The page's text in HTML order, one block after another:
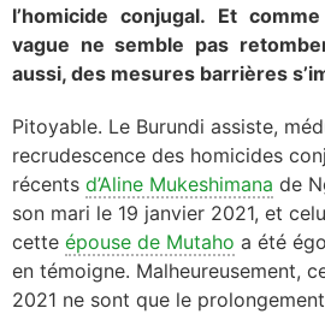
l’homicide conjugal. Et
vague ne semble pas
aussi, des mesures barrières
Pitoyable. Le Burundi assiste,
recrudescence des homicides
récents d’Aline Mukeshimana de
son mari le 19 janvier 2021, et
cette épouse de Mutaho a été
en témoigne. Malheureusement,
2021 ne sont que le